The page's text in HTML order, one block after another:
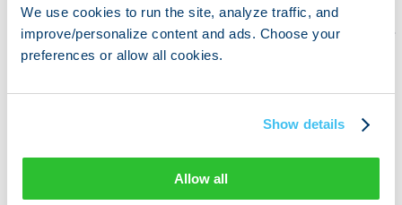
We use cookies to run the site, analyze traffic, and
improve/personalize content and ads. Choose your
preferences or allow all cookies.
Show details
Allow all
supplerende tjenester (for eksempel valuta, forsikring).
Juridiske krav:Når det kræves ved lov, retskendelse eller
for at beskytte vores rettigheder og ejendom.